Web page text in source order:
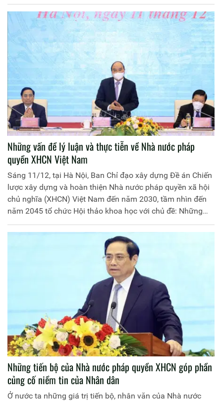
Những vấn đề lý luận và thực tiễn về Nhà nước pháp
quyền XHCN Việt Nam
Sáng 11/12, tại Hà Nội, Ban Chỉ đạo xây dựng Đề án Chiến
lược xây dựng và hoàn thiện Nhà nước pháp quyền xã hội
chủ nghĩa (XHCN) Việt Nam đến năm 2030, tầm nhìn đến
năm 2045 tổ chức Hội thảo khoa học với chủ đề: Những
vấn đề lý luận và thực tiễn về Nhà nước pháp quyền XHCN
Việt Nam.
Những tiến bộ của Nhà nước pháp quyền XHCN góp phần
củng cố niềm tin của Nhân dân
Ở nước ta những giá trị tiến bộ, nhân văn của Nhà nước